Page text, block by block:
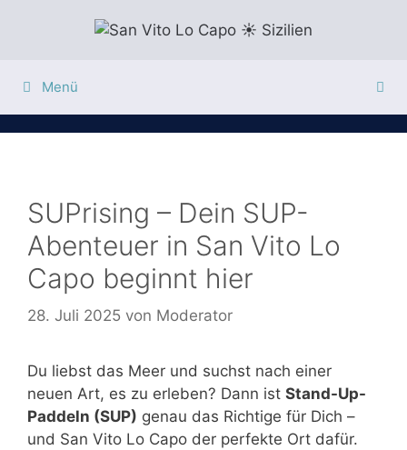
Menü
SUPrising – Dein SUP-
Abenteuer in San Vito Lo
Capo beginnt hier
28. Juli 2025 von Moderator
Du liebst das Meer und suchst nach einer
neuen Art, es zu erleben? Dann ist Stand-Up-
Paddeln (SUP) genau das Richtige für Dich –
und San Vito Lo Capo der perfekte Ort dafür.